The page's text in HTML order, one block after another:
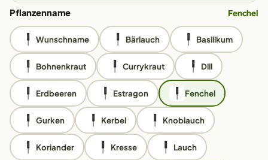
Pflanzenname Fenchel
Wunschname Bärlauch Basilikum
Bohnenkraut Currykraut Dill
Erdbeeren Estragon Fenchel
Gurken Kerbel Knoblauch
Koriander Kresse Lauch